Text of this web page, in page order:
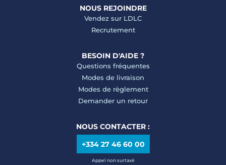
NOUS REJOINDRE
Vendez sur LDLC
Recrutement
BESOIN D'AIDE ?
Questions fréquentes
Modes de livraison
Modes de règlement
Demander un retour
NOUS CONTACTER :
+334 27 46 60 00
Appel non surtaxé